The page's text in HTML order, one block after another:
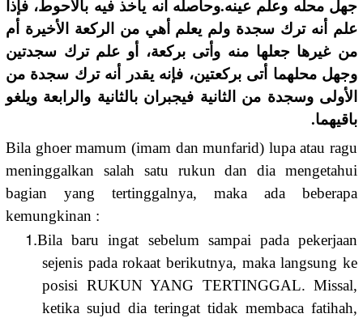
جهل محله وعلم عينه.وحاصله أنه يأخذ فيه بالأحوط، فإذا
علم أنه ترك سجدة ولم يعلم أهي من الركعة الأخيرة أم
من غيرها جعلها منه وأتى بركعة، أو علم ترك سجدتين
وجهل محلهما أتى بركعتين، فإنه يقدر أنه ترك سجدة من
الأولى وسجدة من الثانية فيجبران بالثانية والرابعة ويلغو
باقيهما.
Bila ghoer mamum (imam dan munfarid) lupa atau ragu
meninggalkan salah satu rukun dan dia mengetahui
bagian yang tertinggalnya, maka ada beberapa
kemungkinan :
1.Bila baru ingat sebelum sampai pada pekerjaan
sejenis pada rokaat berikutnya, maka langsung ke
posisi RUKUN YANG TERTINGGAL. Missal,
ketika sujud dia teringat tidak membaca fatihah,